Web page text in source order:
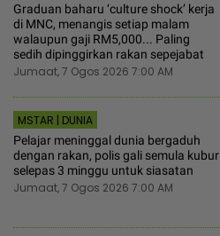
Graduan baharu ‘culture shock’ kerja
di MNC, menangis setiap malam
walaupun gaji RM5,000... Paling
sedih dipinggirkan rakan sepejabat
Jumaat, 7 Ogos 2026 7:00 AM
MSTAR | DUNIA
Pelajar meninggal dunia bergaduh
dengan rakan, polis gali semula kubur
selepas 3 minggu untuk siasatan
Jumaat, 7 Ogos 2026 7:00 AM